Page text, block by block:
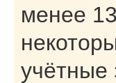
менее
учётные